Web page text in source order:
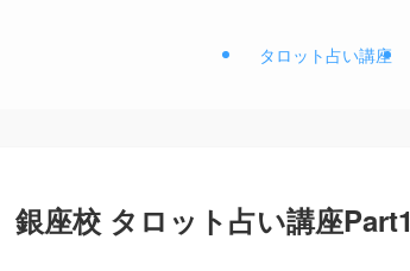
タロット占い講座
銀座校 タロット占い講座Part1